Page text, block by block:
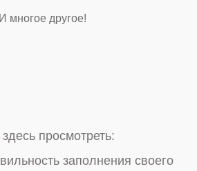
И многое другое!
просмотреть:
заполнения своего